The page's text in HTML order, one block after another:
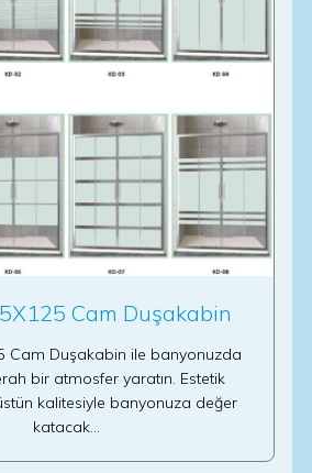
Cam Duşakabin
Cam Duşakabin ile banyonuzda
bir atmosfer yaratın. Estetik
kalitesiyle banyonuza değer
katacak…